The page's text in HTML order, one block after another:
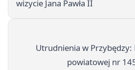
wizycie Jana Pawła II
Utrudnienia w
powiatowej nr